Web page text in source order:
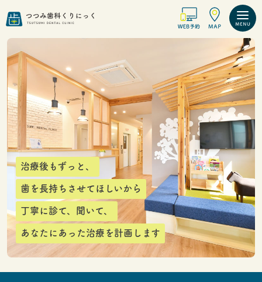
治療後もずっと、
歯を長持ちさせてほしいから
丁寧に診て、聞いて、
あなたにあった治療を計画します